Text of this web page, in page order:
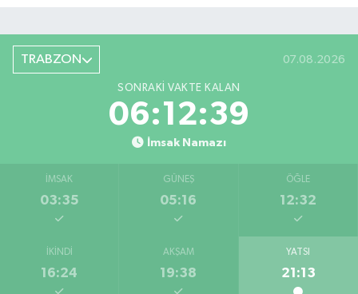
TRABZON 07.08.2026
SONRAKI VAKTE KALAN
06:12:38
İmsak Namazı
İMSAK
03:35
GÜNEŞ
05:16
ÖĞLE
12:32
İKINDI
16:24
AKŞAM
19:38
YATSI
21:13